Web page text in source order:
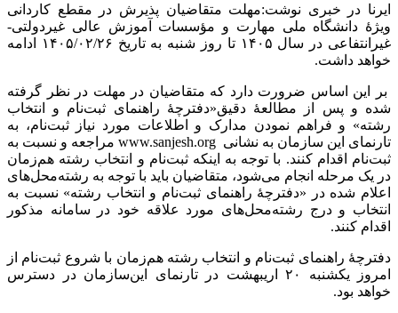
ایرنا در خبری نوشت:مهلت متقاضیان پذیرش در مقطع کاردانی
ویژۀ دانشگاه ملی مهارت و مؤسسات آموزش عالی غیردولتی-
غیرانتفاعی در سال ۱۴۰۵ تا روز شنبه به تاریخ ۱۴۰۵/۰۲/۲۶ ادامه
خواهد داشت.
بر این اساس ضرورت دارد که متقاضیان در مهلت در نظر گرفته
شده و پس از مطالعۀ دقیق«دفترچۀ راهنمای ثبت‌نام و انتخاب
رشته» و فراهم نمودن مدارک و اطلاعات مورد نیاز ثبت‌نام، به
تارنمای این سازمان به نشانی www.sanjesh.org مراجعه و نسبت به
ثبت‌نام اقدام کنند. با توجه به اینکه ثبت‌نام و انتخاب رشته هم‌زمان
در یک مرحله انجام می‌شود، متقاضیان باید با توجه به رشته‌محل‌های
اعلام شده در «دفترچۀ راهنمای ثبت‌نام و انتخاب رشته» نسبت به
انتخاب و درج رشته‌محل‌های مورد علاقه خود در سامانه مذکور
اقدام کنند.
دفترچۀ‌ راهنمای ‌ثبت‌نام و انتخاب رشته هم‌زمان با شروع ثبت‌نام از
امروز یکشنبه ۲۰ اریبهشت در تارنمای این‌سازمان در ‌دسترس‌
خواهد بود.